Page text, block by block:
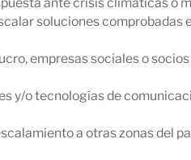
soluciones comprobadas
empresas sociales o
y/o tecnologías de
a otras zonas del